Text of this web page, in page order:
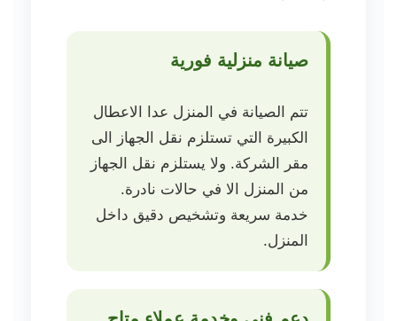
صيانة منزلية فورية
تتم الصيانة في المنزل عدا الاعطال
الكبيرة التي تستلزم نقل الجهاز الى
مقر الشركة. ولا يستلزم نقل الجهاز
من المنزل الا في حالات نادرة.
خدمة سريعة وتشخيص دقيق داخل
المنزل.